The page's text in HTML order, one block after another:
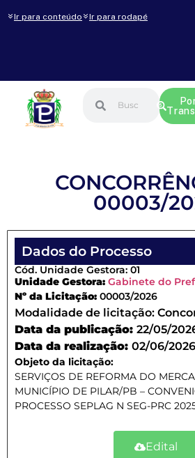
Ir para conteúdo Ir para rodapé
00003/
Dados do Processo
Cód. Unidade Gestora: 01
Unidade Gestora: Gabinete do
Nº da Licitação: 00003/2026
Modalidade de licitação:
Data da publicação: 22/05/
Data da realização: 02/06/2026
Objeto da licitação:
SERVIÇOS DE REFORMA DO
MUNICÍPIO DE PILAR/PB –
PROCESSO SEPLAG N SEG-PRC
Edital